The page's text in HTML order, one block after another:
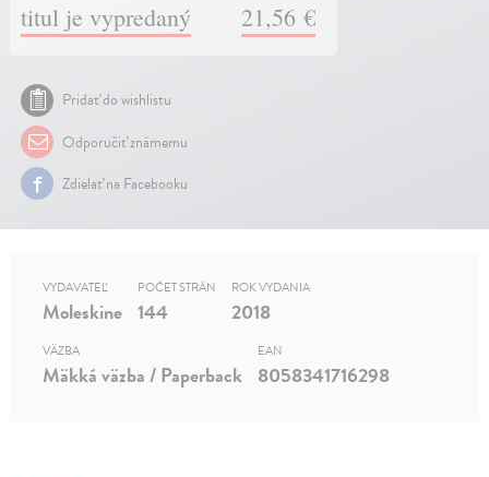
titul je vypredaný 21,56 €
Pridať do wishlistu
Odporučiť známemu
Zdielať na Facebooku
VYDAVATEĽ
Moleskine
POČET STRÁN
144
ROK VYDANIA
2018
VÄZBA
Mäkká väzba / Paperback
EAN
8058341716298